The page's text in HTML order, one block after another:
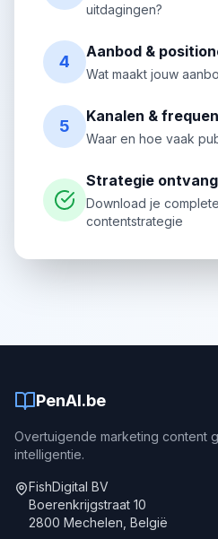
uitdagingen?
4
Aanbod &
Wat maakt jouw
5
Kanalen &
Waar en hoe vaak
Strategie
Download je
contentstrategie
PenAI.be
Overtuigende marketing content
intelligentie.
FishDigital BV
Boerenkrijgstraat 10
2800 Mechelen, België